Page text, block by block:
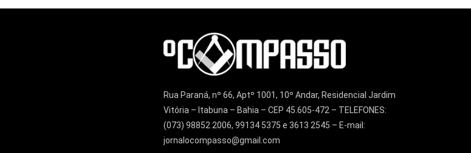
Rua Paraná, nº 66, Aptº 1001, 10º Andar, Residencial Jardim
Vitória – Itabuna – Bahia – CEP 45.605-472 – TELEFONES:
(073) 98852 2006, 99134 5375 e 3613 2545 – E-mail:
jornalocompasso@gmail.com